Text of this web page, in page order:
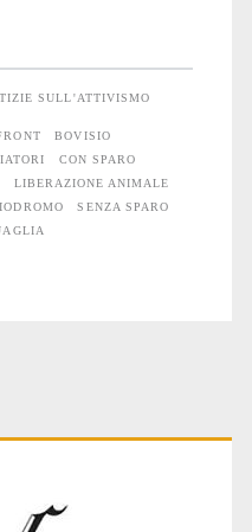
SULL'ATTIVISMO
BOVISIO
CON SPARO
LIBERAZIONE ANIMALE
SENZA SPARO